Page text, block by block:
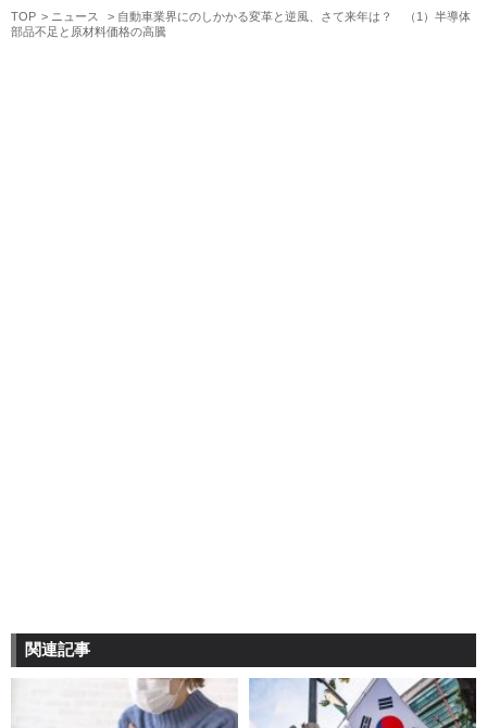
TOP ニュース
自動車業界にのしかかる変革と逆風、さて来年は？ （1）半導体
部品不足と原材料価格の高騰
関連記事